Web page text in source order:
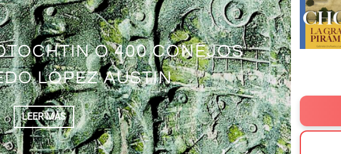
O 400 CONEJOS
LÓPEZ AUSTIN
LEER MÁS
Y COYOLXAUHQUI
LEER MÁS
Y EL MAGUEY
LEER MÁS
DEL PULQUE
LEER MÁS
EN MESOAMÉRICA
LEER MÁS
DEL MAGUEY
LEER MÁS